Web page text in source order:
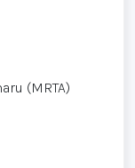
(MRTA)